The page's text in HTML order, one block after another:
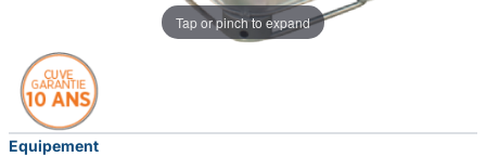
Tap or pinch to expand
Equipement